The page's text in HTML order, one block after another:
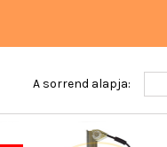
A sorrend alapja: